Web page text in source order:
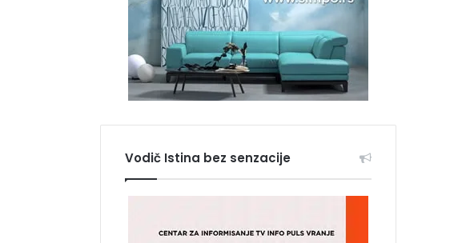
Vodič Istina bez senzacije